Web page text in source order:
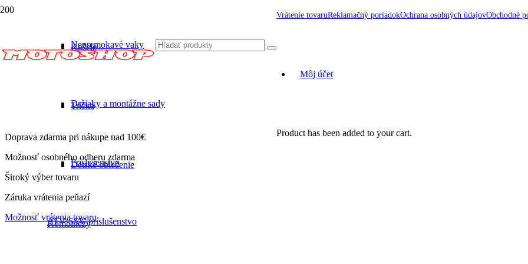
Vrátenie tovaruReklamačný poriadokOchrana osobných údajovObchodné
Môj účet
Product has been added to your cart.
Košele
Tričká
Detské oblečenie
Kombinézy
Nepremokavé vaky
Držiaky a montážne sady
Príslušenstvo
ATV SSV príslušenstvo
Doprava zdarma pri nákupe nad 100€
Možnosť osobného odberu zdarma
Široký výber tovaru
Záruka vrátenia peňazí
Možnosť vrátenia tovaru